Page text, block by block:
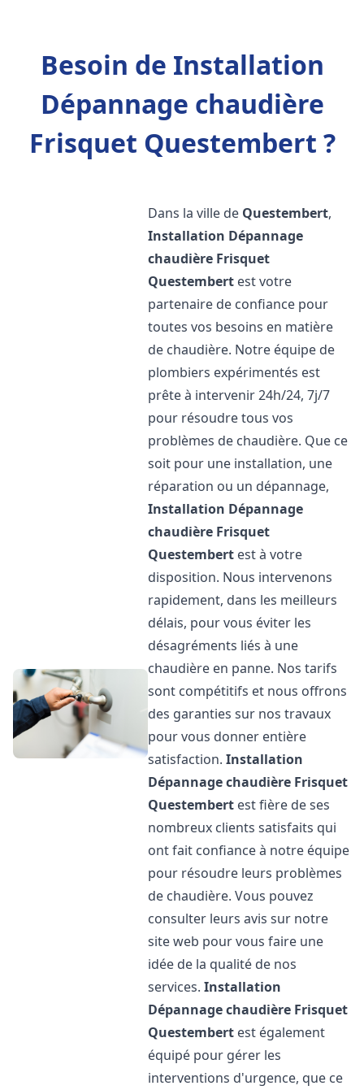
Besoin de Installation
Dépannage chaudière
Frisquet Questembert ?
Dans la ville de Questembert,
Installation Dépannage
chaudière Frisquet
Questembert est votre
partenaire de confiance pour
toutes vos besoins en matière
de chaudière. Notre équipe de
plombiers expérimentés est
prête à intervenir 24h/24, 7j/7
pour résoudre tous vos
problèmes de chaudière. Que ce
soit pour une installation, une
réparation ou un dépannage,
Installation Dépannage
chaudière Frisquet
Questembert est à votre
disposition. Nous intervenons
rapidement, dans les meilleurs
délais, pour vous éviter les
désagréments liés à une
chaudière en panne. Nos tarifs
sont compétitifs et nous offrons
des garanties sur nos travaux
pour vous donner entière
satisfaction.Installation
Dépannage chaudière Frisquet
Questembert est fière de ses
nombreux clients satisfaits qui
ont fait confiance à notre équipe
pour résoudre leurs problèmes
de chaudière. Vous pouvez
consulter leurs avis sur notre
site web pour vous faire une
idée de la qualité de nos
services.Installation
Dépannage chaudière Frisquet
Questembert est également
équipé pour gérer les
interventions d'urgence, que ce